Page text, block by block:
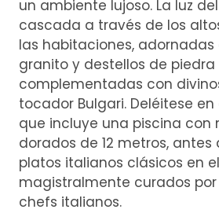
un ambiente lujoso. La luz
cascada a través de los
las habitaciones,
granito y destellos de
complementadas con
tocador Bulgari. Deléitese
que incluye una piscina con
dorados de 12 metros, antes
platos italianos clásicos en
magistralmente curados
chefs italianos.